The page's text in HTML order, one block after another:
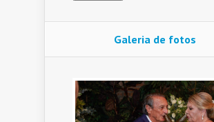
Galeria de fotos